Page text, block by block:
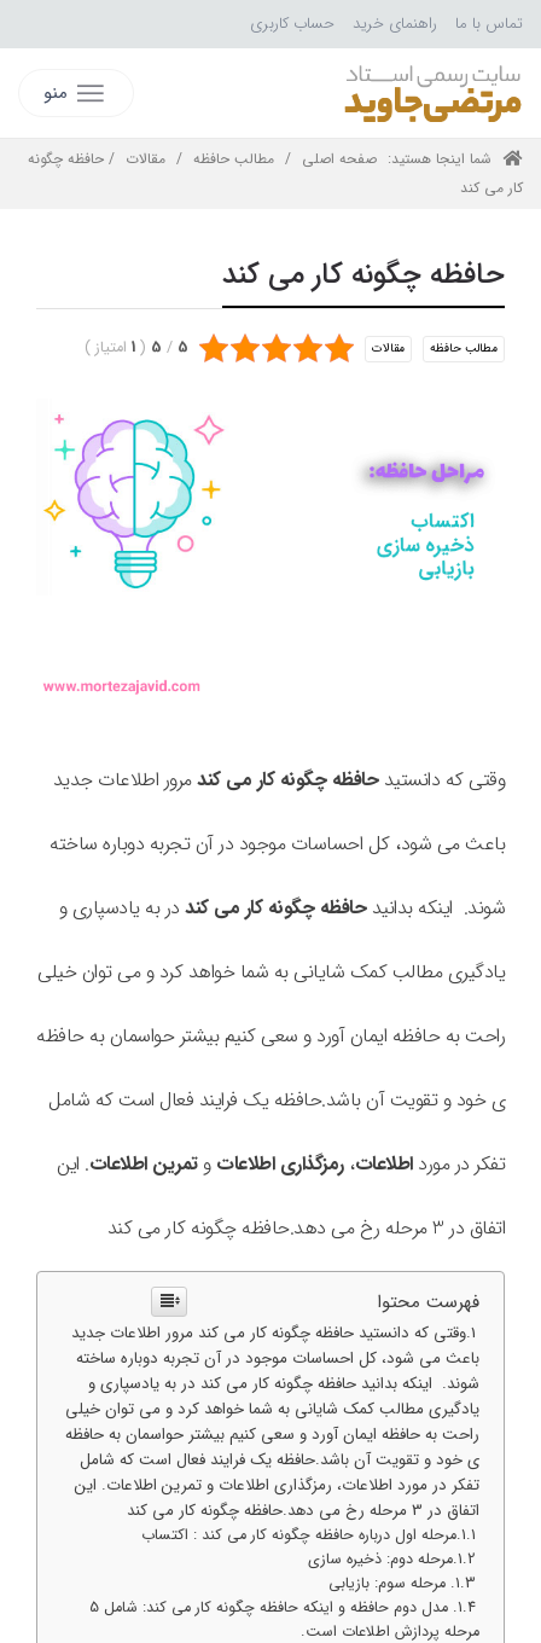
تماس با ما راهنمای خرید حساب کاربری
منو
شما اینجا هستید: صفحه اصلی / مطالب حافظه / مقالات / حافظه چگونه
کار می کند
حافظه چگونه کار می کند
مطالب حافظه مقالات 5
/
5
(
1 امتیاز)
وقتی که دانستیدحافظه چگونه کار می کندمرور اطلاعات جدید
باعث می شود، کل احساسات موجود در آن تجربه دوباره ساخته
شوند. اینکه بدانیدحافظه چگونه کار می کند در به یادسپاری و
یادگیری مطالب کمک شایانی به شما خواهد کرد و می توان خیلی
راحت به حافظه ایمان آورد و سعی کنیم بیشتر حواسمان به حافظه
ی خود و تقویت آن باشد.حافظه یک فرایند فعال است که شامل
تفکر در مورداطلاعات،رمزگذاری اطلاعات وتمرین اطلاعات. این
اتفاق در 3 مرحله رخ می دهد.حافظه چگونه کار می کند
فهرست محتوا
وقتی که دانستید حافظه چگونه کار می کند مرور اطلاعات جدید
باعث می شود، کل احساسات موجود در آن تجربه دوباره ساخته
شوند. اینکه بدانید حافظه چگونه کار می کند در به یادسپاری و
یادگیری مطالب کمک شایانی به شما خواهد کرد و می توان خیلی
راحت به حافظه ایمان آورد و سعی کنیم بیشتر حواسمان به حافظه
ی خود و تقویت آن باشد.حافظه یک فرایند فعال است که شامل
تفکر در مورد اطلاعات، رمزگذاری اطلاعات و تمرین اطلاعات. این
اتفاق در 3 مرحله رخ می دهد.حافظه چگونه کار می کند
مرحله اول درباره حافظه چگونه کار می کند : اکتساب
مرحله دوم: ذخیره سازی
مرحله سوم: بازیابی
مدل دوم حافظه و اینکه حافظه چگونه کار می کند: شامل 5
مرحله پردازش اطلاعات است.